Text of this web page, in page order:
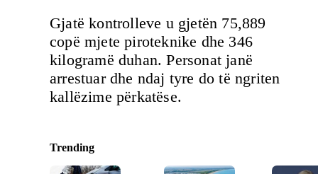
Gjatë kontrolleve u gjetën 75,889
copë mjete piroteknike dhe 346
kilogramë duhan. Personat janë
arrestuar dhe ndaj tyre do të ngriten
kallëzime përkatëse.
Trending